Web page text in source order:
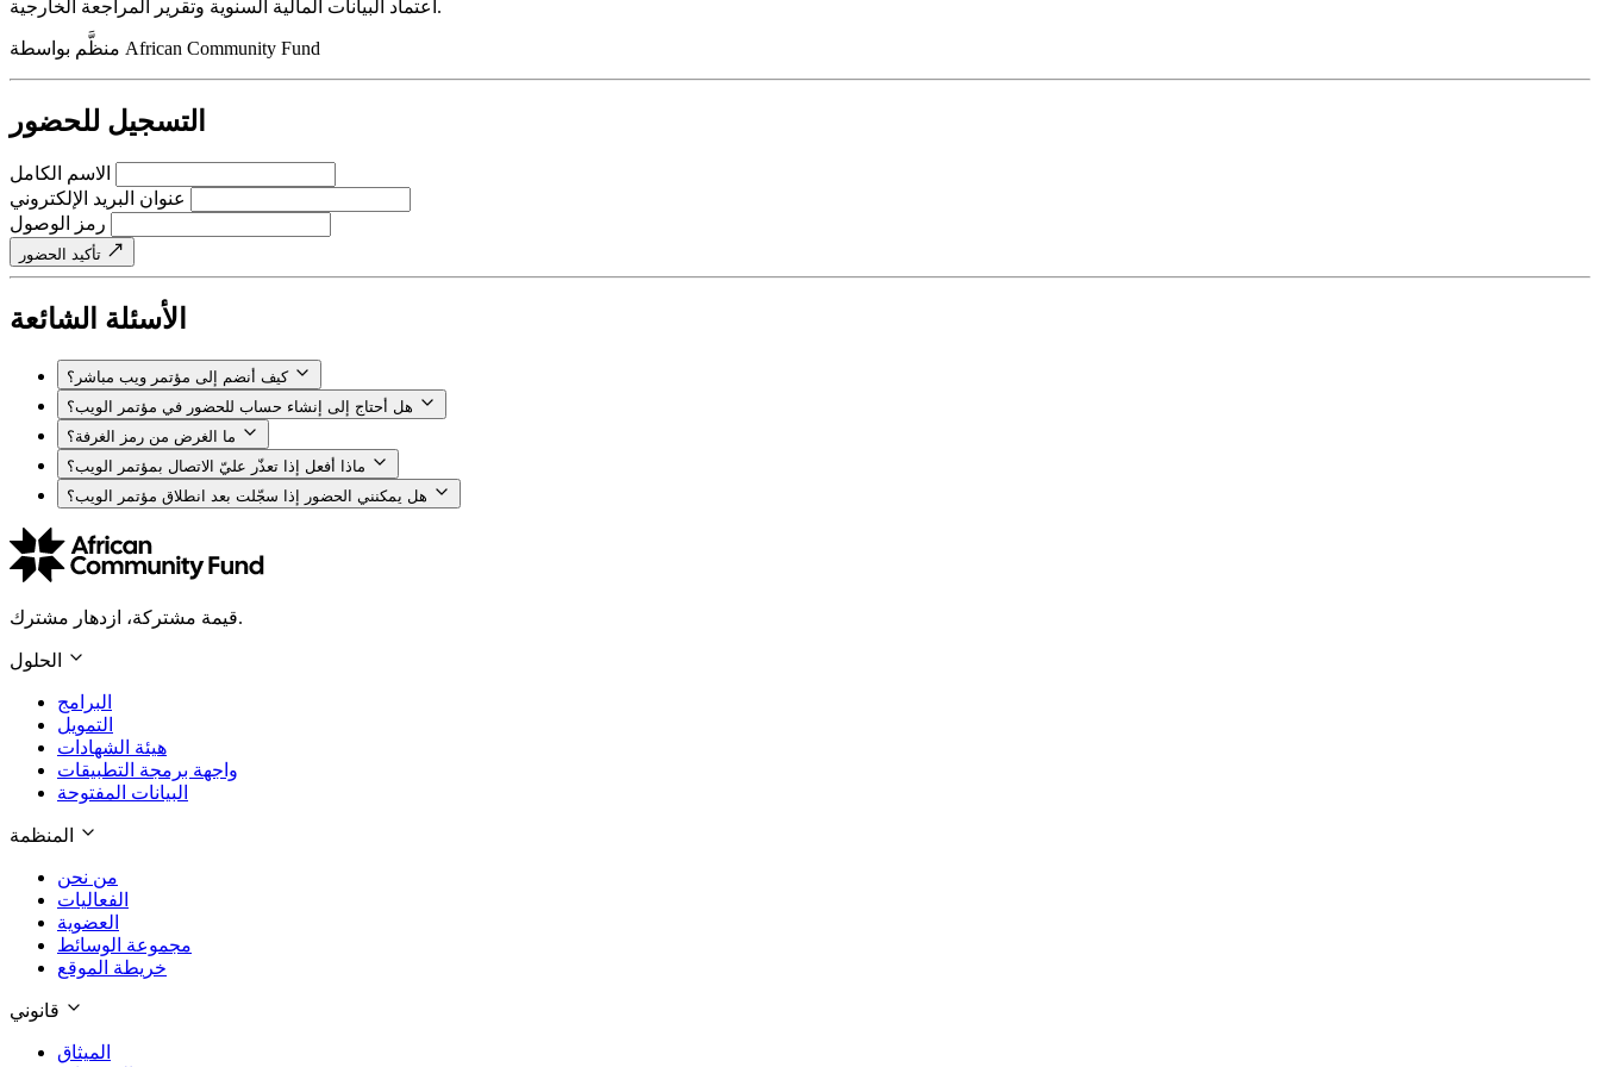
اعتماد البيانات المالية السنوية وتقرير المراجعة الخارجية.
African Community Fund
التسجيل للحضور
الاسم الكامل
عنوان البريد الإلكتروني
رمز الوصول
تأكيد الحضور
الأسئلة الشائعة
كيف أنضم إلى مؤتمر ويب مباشر؟
هل أحتاج إلى إنشاء حساب للحضور في مؤتمر الويب؟
ما الغرض من رمز الغرفة؟
ماذا أفعل إذا تعذّر عليّ الاتصال بمؤتمر الويب؟
هل يمكنني الحضور إذا سجّلت بعد انطلاق مؤتمر الويب؟
قيمة مشتركة، ازدهار مشترك.
الحلول
البرامج
التمويل
هيئة الشهادات
واجهة برمجة التطبيقات
البيانات المفتوحة
المنظمة
من نحن
الفعاليات
العضوية
مجموعة الوسائط
خريطة الموقع
قانوني
الميثاق